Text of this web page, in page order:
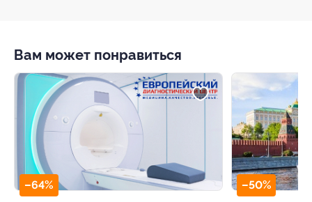
Вам может понравиться
–64% –50%